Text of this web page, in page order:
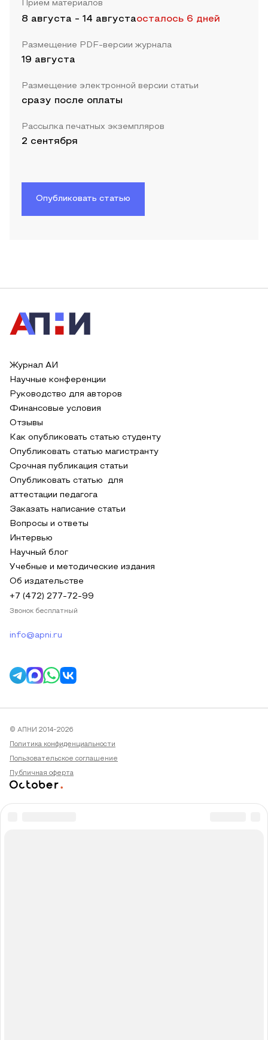
Прием материалов
8 августа - 14 августаосталось 6 дней
Размещение PDF-версии журнала
19 августа
Размещение электронной версии статьи
сразу после оплаты
Рассылка печатных экземпляров
2 сентября
Опубликовать статью
Журнал АИ
Научные конференции
Руководство для авторов
Финансовые условия
Отзывы
Как опубликовать статью студенту
Опубликовать статью магистранту
Срочная публикация статьи
Опубликовать статью для
аттестации педагога
Заказать написание статьи
Вопросы и ответы
Интервью
Научный блог
Учебные и методические издания
Об издательстве
+7 (472) 277-72-99
Звонок бесплатный
info@apni.ru
© АПНИ 2014-2026
Политика конфиденциальности
Пользовательское соглашение
Публичная оферта